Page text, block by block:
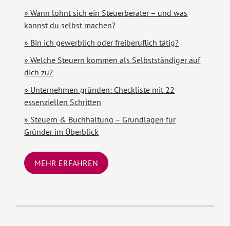
Wann lohnt sich ein Steuerberater – und was
kannst du selbst machen?
Bin ich gewerblich oder freiberuflich tätig?
Welche Steuern kommen als Selbstständiger auf
dich zu?
Unternehmen gründen: Checkliste mit 22
essenziellen Schritten
Steuern & Buchhaltung – Grundlagen für
Gründer im Überblick
MEHR ERFAHREN